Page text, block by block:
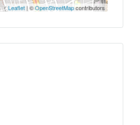
Leaflet| ©OpenStreetMapcontributors